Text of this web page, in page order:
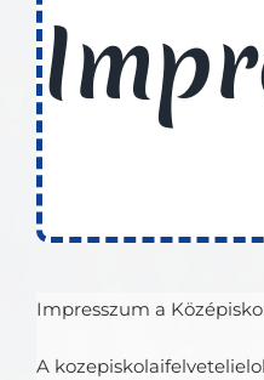
Impresszum a
A